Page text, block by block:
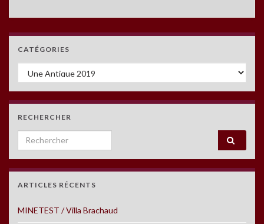
CATÉGORIES
Catégories
RECHERCHER
Search for:
ARTICLES RÉCENTS
MINETEST / Villa Brachaud